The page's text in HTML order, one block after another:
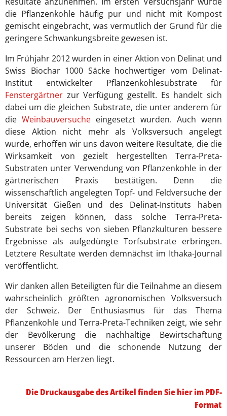
die Pflanzenkohle häufig pur und nicht mit Kompost
gemischt eingebracht, was vermutlich der Grund für die
geringere Schwankungsbreite gewesen ist.
Im Frühjahr 2012 wurden in einer Aktion von Delinat und
Swiss Biochar 1000 Säcke hochwertiger vom Delinat-
Institut entwickelter Pflanzenkohlesubstrate für
Fenstergärtner zur Verfügung gestellt. Es handelt sich
dabei um die gleichen Substrate, die unter anderem für
die Weinbauversuche eingesetzt wurden. Auch wenn
diese Aktion nicht mehr als Volksversuch angelegt
wurde, erhoffen wir uns davon weitere Resultate, die die
Wirksamkeit von gezielt hergestellten Terra-Preta-
Substraten unter Verwendung von Pflanzenkohle in der
gärtnerischen Praxis bestätigen. Denn die
wissenschaftlich angelegten Topf- und Feldversuche der
Universität Gießen und des Delinat-Instituts haben
bereits zeigen können, dass solche Terra-Preta-
Substrate bei sechs von sieben Pflanzkulturen bessere
Ergebnisse als aufgedüngte Torfsubstrate erbringen.
Letztere Resultate werden demnächst im Ithaka-Journal
veröffentlicht.
Wir danken allen Beteiligten für die Teilnahme an diesem
wahrscheinlich größten agronomischen Volksversuch
der Schweiz. Der Enthusiasmus für das Thema
Pflanzenkohle und Terra-Preta-Techniken zeigt, wie sehr
der Bevölkerung die nachhaltige Bewirtschaftung
unserer Böden und die schonende Nutzung der
Ressourcen am Herzen liegt.
Die Druckausgabe des Artikel finden Sie hier im PDF-
Format